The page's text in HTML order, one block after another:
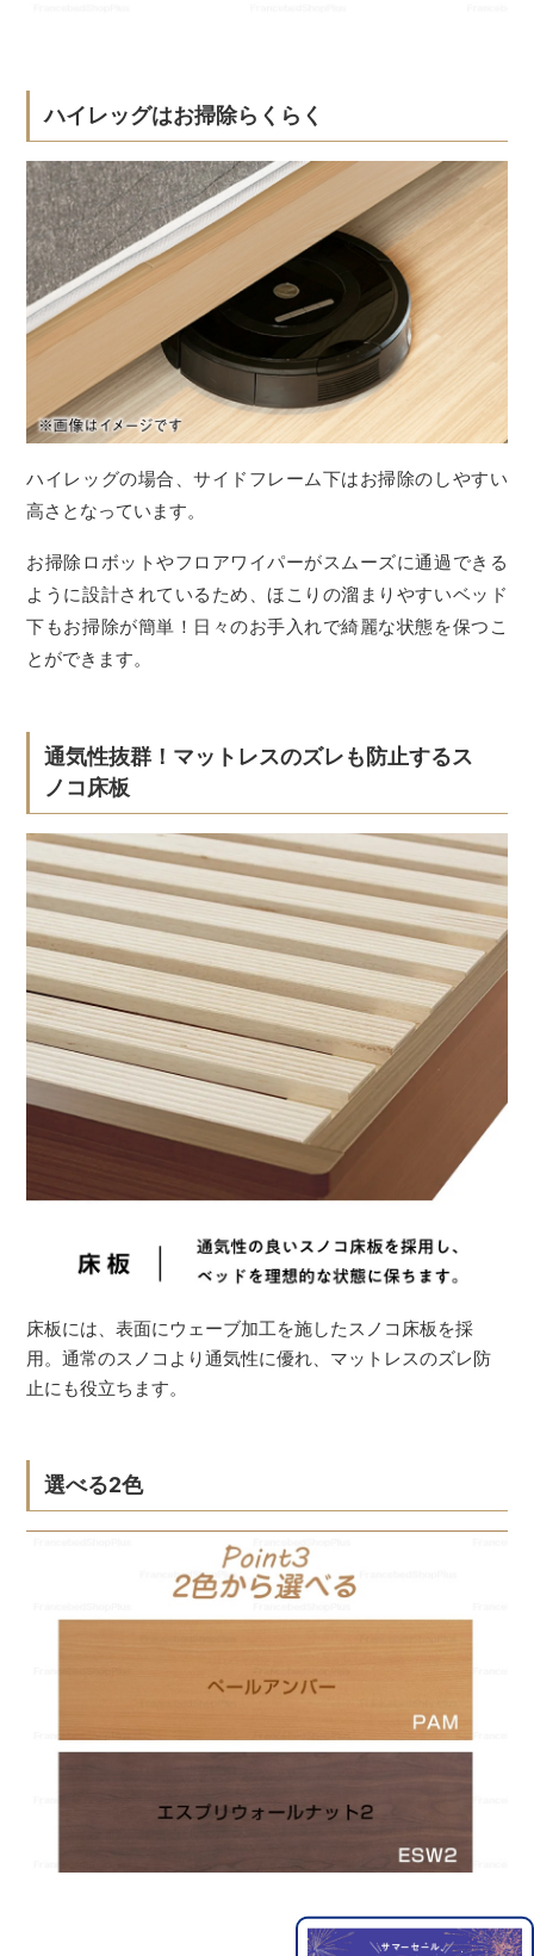
ハイレッグはお掃除らくらく
ハイレッグの場合、サイドフレーム下はお掃除のしやすい
高さとなっています。
お掃除ロボットやフロアワイパーがスムーズに通過できる
ように設計されているため、ほこりの溜まりやすいベッド
下もお掃除が簡単！日々のお手入れで綺麗な状態を保つこ
とができます。
通気性抜群！マットレスのズレも防止するス
ノコ床板
床板には、表面にウェーブ加工を施したスノコ床板を採
用。通常のスノコより通気性に優れ、マットレスのズレ防
止にも役立ちます。
選べる2色